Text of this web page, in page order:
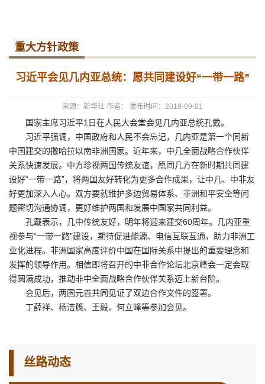
重大方针政策
习近平会见几内亚总统：愿共同建设好“一带一路”
来源：新华社 作者： 发布时间：2018-09-01
国家主席习近平1日在人民大会堂会见几内亚总统孔戴。
习近平强调，中国政府和人民不会忘记，几内亚是第一个同新
中国建交的撒哈拉以南非洲国家。近年来，中几全面战略合作伙伴
关系快速发展。中方珍视两国传统友谊，愿同几方在新时期共同建
设好“一带一路”，将两国友好转化为更多合作成果，让中几、中非友
好更加深入人心。双方要就维护多边贸易体系、非洲和平安全等问
题密切沟通协调，更好维护两国和发展中国家共同利益。
孔戴表示，几中传统友好，明年将迎来建交60周年。几内亚重
视参与“一带一路”建设，期待促进能源、电信互联互通，助力非洲工
业化进程。非洲国家高度评价中国在国际关系中提出的重要理念和
发挥的领导作用。相信即将召开的中非合作论坛北京峰会一定会取
得圆满成功，推动非中全面战略合作伙伴关系迈上新台阶。
会见后，两国元首共同见证了双边合作文件的签署。
丁薛祥、杨洁篪、王毅、何立峰等参加会见。
丝路动态